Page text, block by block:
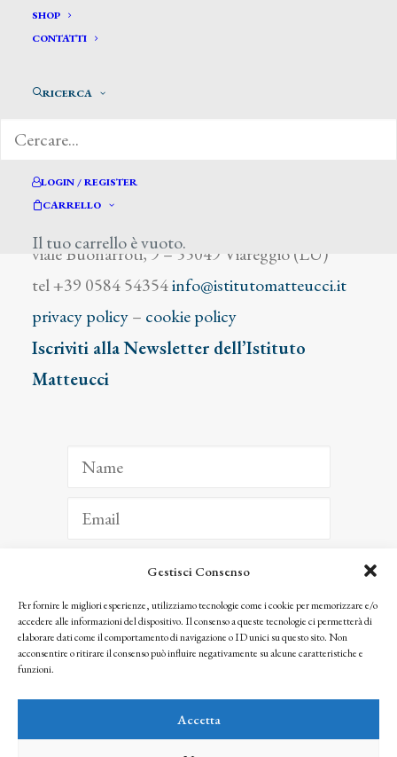
Gestisci Consenso
Per fornire le migliori esperienze, utilizziamo tecnologie come i cookie per memorizzare e/o
accedere alle informazioni del dispositivo. Il consenso a queste tecnologie ci permetterà di
elaborare dati come il comportamento di navigazione o ID unici su questo sito. Non
acconsentire o ritirare il consenso può influire negativamente su alcune caratteristiche e
funzioni.
Accetta
SHOP
CONTATTI
RICERCA
LOGIN / REGISTER
CARRELLO
Il tuo carrello è vuoto.
viale Buonarroti, 9 – 55049 Viareggio (LU)
tel +39 0584 54354info@istitutomatteucci.it
privacy policy– cookie policy
Iscriviti alla Newsletter dell’Istituto
Matteucci
ISCRIVITI
Facendo clic per iscriverti, riconosci che le tue informazioni saranno trattate
seguendo la nostra Privacy Policy
© 2025 Istituto Matteucci. All right reserved
l’autorizzazione scritta dei proprietari dei diritti e dell’Istituto Matteucci